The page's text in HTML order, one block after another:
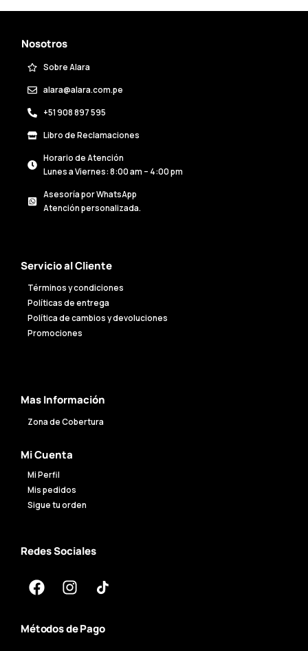
Nosotros
Sobre Alara
alara@alara.com.pe
+51 908 897 595
Libro de Reclamaciones
Horario de Atención
Lunes a Viernes: 8:00 am – 4:00 pm
Asesoría por WhatsApp
Atención personalizada.
Servicio al Cliente
Términos y condiciones
Políticas de entrega
Política de cambios y devoluciones
Promociones
Mas Información
Zona de Cobertura
Mi Cuenta
Mi Perfil
Mis pedidos
Sigue tu orden
Redes Sociales
Métodos de Pago